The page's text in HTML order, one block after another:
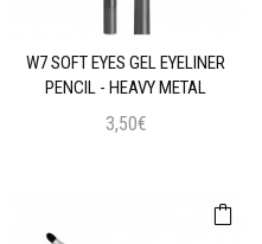
W7 SOFT EYES GEL EYELINER
PENCIL - HEAVY METAL
3,50€